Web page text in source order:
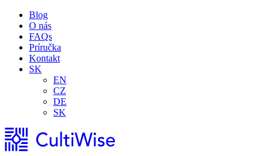
Blog
O nás
FAQs
Príručka
Kontakt
SK
EN
CZ
DE
SK